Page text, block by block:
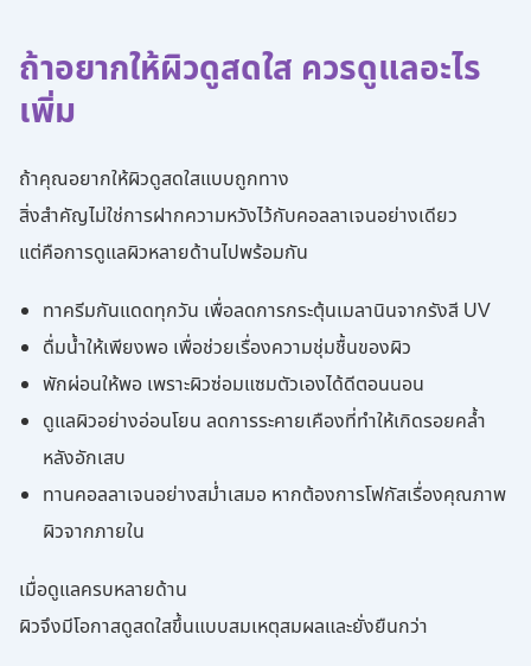
ถ้าอยากให้ผิวดูสดใส ควรดูแลอะไร
เพิ่ม
ถ้าคุณอยากให้ผิวดูสดใสแบบถูกทาง
สิ่งสำคัญไม่ใช่การฝากความหวังไว้กับคอลลาเจนอย่างเดียว
แต่คือการดูแลผิวหลายด้านไปพร้อมกัน
ทาครีมกันแดดทุกวัน เพื่อลดการกระตุ้นเมลานินจากรังสี UV
ดื่มน้ำให้เพียงพอ เพื่อช่วยเรื่องความชุ่มชื้นของผิว
พักผ่อนให้พอ เพราะผิวซ่อมแซมตัวเองได้ดีตอนนอน
ดูแลผิวอย่างอ่อนโยน ลดการระคายเคืองที่ทำให้เกิดรอยคล้ำ
หลังอักเสบ
ทานคอลลาเจนอย่างสม่ำเสมอ หากต้องการโฟกัสเรื่องคุณภาพ
ผิวจากภายใน
เมื่อดูแลครบหลายด้าน
ผิวจึงมีโอกาสดูสดใสขึ้นแบบสมเหตุสมผลและยั่งยืนกว่า